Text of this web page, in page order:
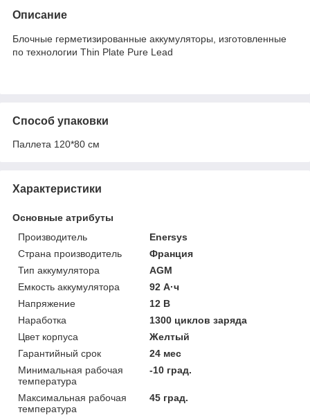
Описание
Блочные герметизированные аккумуляторы, изготовленные
по технологии Thin Plate Pure Lead
Способ упаковки
Паллета 120*80 см
Характеристики
Основные атрибуты
Производитель
Enersys
Страна производитель
Франция
Тип аккумулятора
AGM
Емкость аккумулятора
92 А·ч
Напряжение
12 В
Наработка
1300 циклов заряда
Цвет корпуса
Желтый
Гарантийный срок
24 мес
Минимальная рабочая
температура
-10 град.
Максимальная рабочая
температура
45 град.